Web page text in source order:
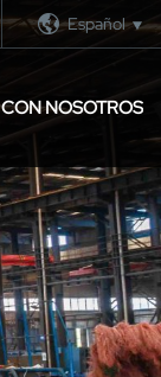
Español
NOSOTROS